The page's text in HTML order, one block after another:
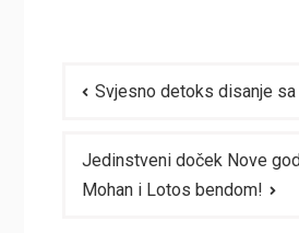
članaka
Svjesno detoks disanje sa
Jedinstveni doček Nove
Mohan i Lotos bendom!